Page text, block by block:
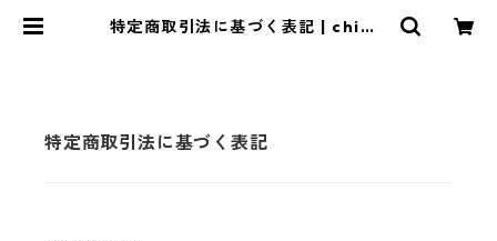
特定商取引法に基づく表記 | chima
特定商取引法に基づく表記